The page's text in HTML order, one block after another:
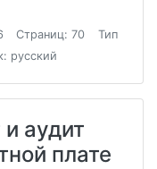
Страниц: 70
Тип
русский
и аудит
плате